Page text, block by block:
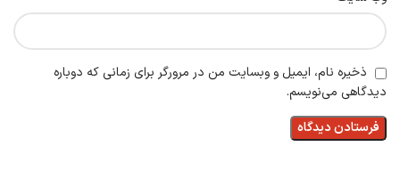
ذخیره نام، ایمیل و وبسایت من در مرورگر برای زمانی که دوباره
دیدگاهی می‌نویسم.